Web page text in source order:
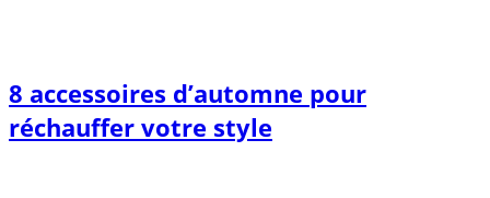
8 accessoires d’automne pour
réchauffer votre style